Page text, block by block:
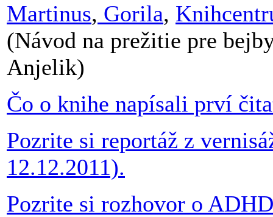
Martinus, Gorila,
(Návod na prežitie pre
Anjelik)
Čo o knihe napísali prví
Pozrite si reportáž z
12.12.2011).
Pozrite si rozhovor o